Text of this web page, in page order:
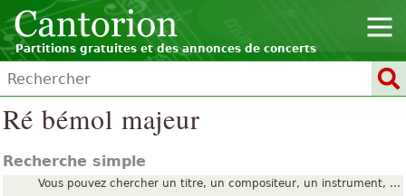
Partitions gratuites et des annonces de concerts
Ré bémol majeur
Recherche simple
Vous pouvez chercher un titre, un compositeur, un instrument, ...